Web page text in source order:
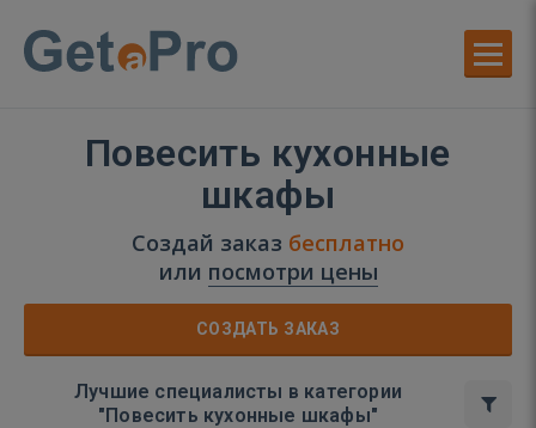
Повесить кухонные
шкафы
Создай заказ бесплатно
или посмотри цены
СОЗДАТЬ ЗАКАЗ
Лучшие специалисты в категории
"Повесить кухонные шкафы"